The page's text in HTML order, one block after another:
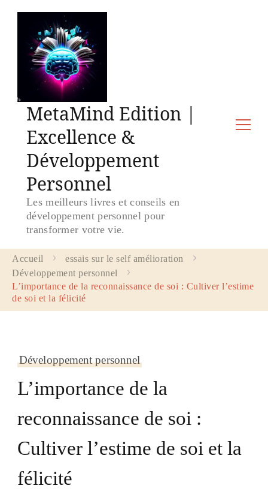
MetaMind Edition |
Excellence &
Développement
Personnel
Les meilleurs livres et conseils en
développement personnel pour
transformer votre vie.
Accueil
essais sur le self amélioration
Développement personnel
L’importance de la reconnaissance de soi : Cultiver l’estime
de soi et la félicité
Développement personnel
L’importance de la
reconnaissance de soi :
Cultiver l’estime de soi et la
félicité